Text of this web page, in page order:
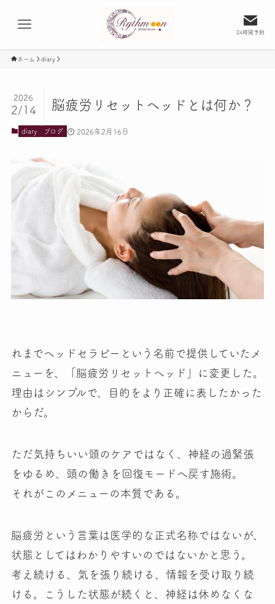
24時間予約
ホーム diary
脳疲労リセットヘッドとは何か？
2026
2/14
diary ブログ 2026年2月16日
れまでヘッドセラピーという名前で提供していたメ
ニューを、「脳疲労リセットヘッド」に変更した。
理由はシンプルで、目的をより正確に表したかった
からだ。
ただ気持ちいい頭のケアではなく、神経の過緊張
をゆるめ、頭の働きを回復モードへ戻す施術。
それがこのメニューの本質である。
脳疲労という言葉は医学的な正式名称ではないが、
状態としてはわかりやすいのではないかと思う。
考え続ける、気を張り続ける、情報を受け取り続
ける。こうした状態が続くと、神経は休めなくな